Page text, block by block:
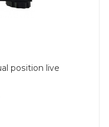
position live